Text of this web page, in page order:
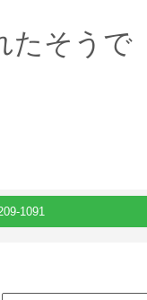
たそうで
1091